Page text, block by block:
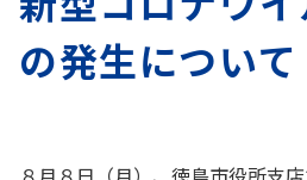
の発生について